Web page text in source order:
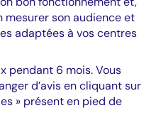
électriques (VE)
% au S1-24, pour que
soit conforme.
ces limites
pouvant aller
15 Mds€.
mesurer son audience et
adaptées à vos centres
pendant 6 mois. Vous
d’avis en cliquant sur
» présent en pied de